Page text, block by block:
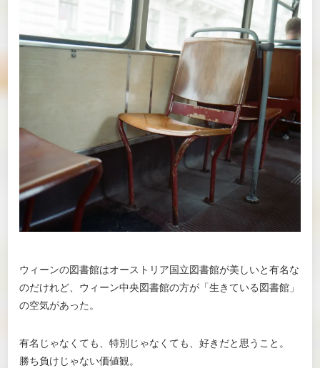
ウィーンの図書館はオーストリア国立図書館が美しいと有名な
のだけれど、ウィーン中央図書館の方が「生きている図書館」
の空気があった。
有名じゃなくても、特別じゃなくても、好きだと思うこと。
勝ち負けじゃない価値観。